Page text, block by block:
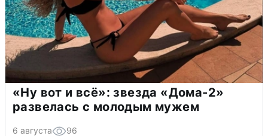
«Ну вот и всё»: звезда «Дома-2»
развелась с молодым мужем
6 августа 96